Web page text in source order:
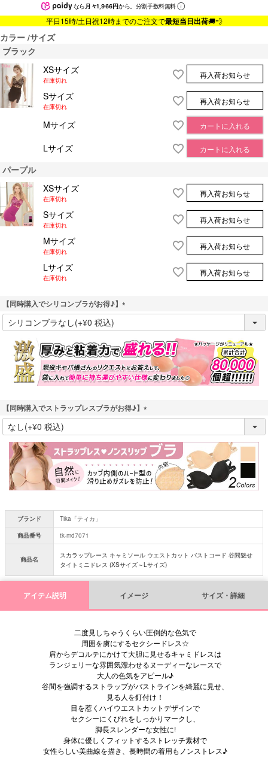
なら月々1,966円から。分割手数料無料
平日15時/土日祝12時までのご注文で最短当日出荷🚚💨
カラー サイズ
ブラック
XSサイズ
在庫切れ
再入荷お知らせ
Sサイズ
在庫切れ
再入荷お知らせ
Mサイズ カートに入れる
Lサイズ カートに入れる
パープル
XSサイズ
在庫切れ
再入荷お知らせ
Sサイズ
在庫切れ
再入荷お知らせ
Mサイズ
在庫切れ
再入荷お知らせ
Lサイズ
在庫切れ
再入荷お知らせ
【同時購入でシリコンブラがお得♪】
(
必
須
)
【同時購入でストラップレスブラがお得♪】
(
必
須
)
ブランド
Tika「ティカ」
商品番号
tk-md7071
商品名
スカラップレース キャミソール ウエストカット バストコード 谷間魅せ
タイトミニドレス (XSサイズ～Lサイズ)
アイテム説明 イメージ サイズ・詳細
二度見しちゃうくらい圧倒的な色気で
周囲を虜にするセクシードレス☆
肩からデコルテにかけて大胆に見せるキャミドレスは
ランジェリーな雰囲気漂わせるヌーディーなレースで
大人の色気をアピール♪
谷間を強調するストラップがバストラインを綺麗に見せ、
見る人を釘付け！
目を惹くハイウエストカットデザインで
セクシーにくびれをしっかりマークし、
脚長スレンダーな女性に!
身体に優しくフィットするストレッチ素材で
女性らしい美曲線を描き、長時間の着用もノンストレス♪